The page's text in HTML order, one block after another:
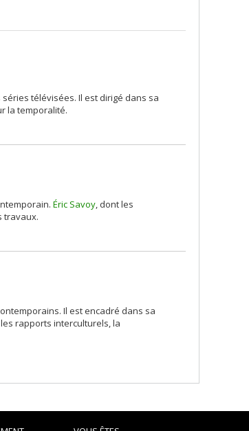
télévisées. Il est dirigé dans sa
la temporalité.
Éric Savoy, dont les
travaux.
Il est encadré dans sa
rapports interculturels, la